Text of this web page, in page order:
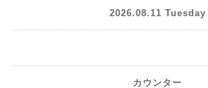
2026.08.11 Tuesday
カウンター